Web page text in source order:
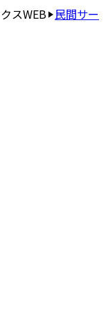
スWEB 民間サー